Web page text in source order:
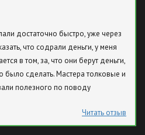
достаточно быстро, уже через
что содрали деньги, у меня
в том, за, что они берут деньги,
было сделать. Мастера толковые и
полезного по поводу
Читать отзыв